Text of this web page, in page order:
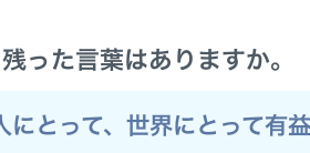
った言葉はありますか。
とって、世界にとって有